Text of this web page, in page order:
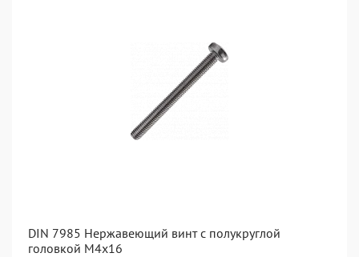
DIN 7985 Нержавеющий винт с полукруглой
головкой М4х16